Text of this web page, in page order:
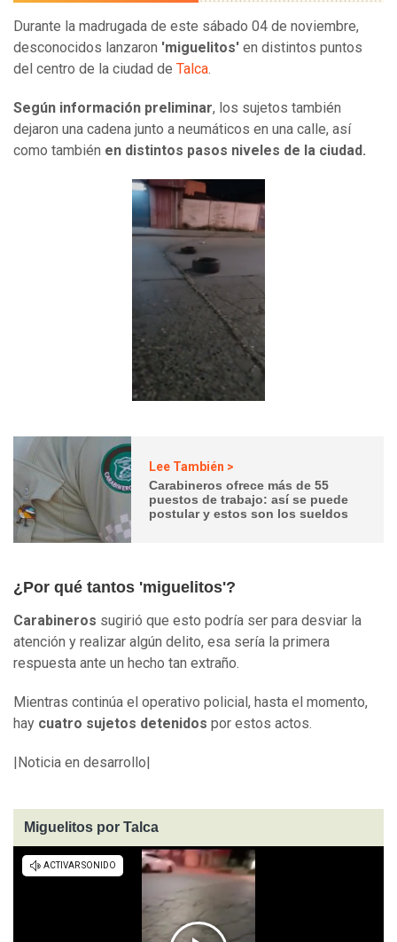
Durante la madrugada de este sábado 04 de noviembre,
desconocidos lanzaron 'miguelitos' en distintos puntos
del centro de la ciudad de Talca.
Según información preliminar, los sujetos también
dejaron una cadena junto a neumáticos en una calle, así
como también en distintos pasos niveles de la ciudad.
Lee También >
Carabineros ofrece más de 55
puestos de trabajo: así se puede
postular y estos son los sueldos
¿Por qué tantos 'miguelitos'?
Carabineros sugirió que esto podría ser para desviar la
atención y realizar algún delito, esa sería la primera
respuesta ante un hecho tan extraño.
Mientras continúa el operativo policial, hasta el momento,
hay cuatro sujetos detenidos por estos actos.
|Noticia en desarrollo|
Miguelitos por Talca